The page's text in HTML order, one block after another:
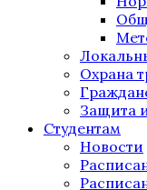
Охрана
Защита
Студентам
Новости